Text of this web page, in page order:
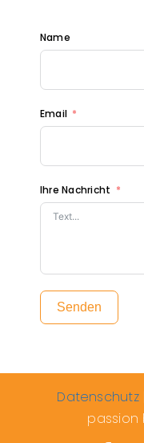
Name
Email
Ihre Nachricht
Senden
Datenschutz|
passion